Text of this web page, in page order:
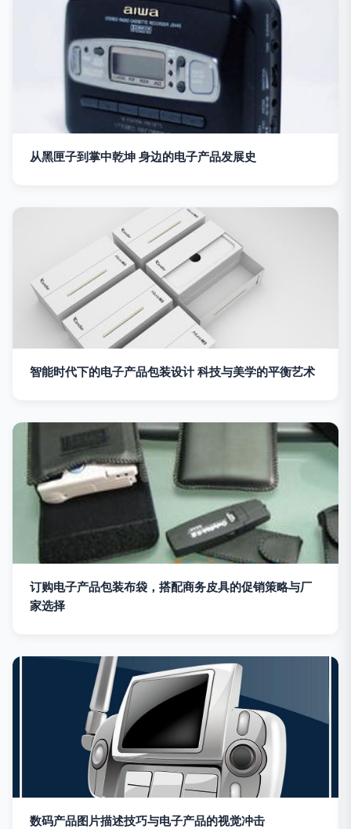
从黑匣子到掌中乾坤 身边的电子产品发展史
智能时代下的电子产品包装设计 科技与美学的平衡艺术
订购电子产品包装布袋，搭配商务皮具的促销策略与厂
家选择
数码产品图片描述技巧与电子产品的视觉冲击